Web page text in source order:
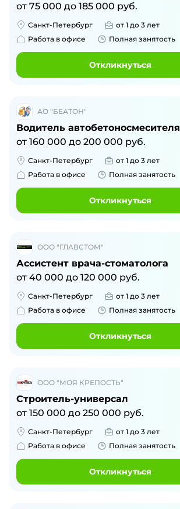
от 75 000 до 185 000 руб.
Санкт-Петербург
от 1 до 3 лет
Работа в офисе
Полная занятость
Откликнуться
АО "БЕАТОН"
Водитель автобетоносмесителя
от 160 000 до 200 000 руб.
Санкт-Петербург
от 1 до 3 лет
Работа в офисе
Полная занятость
Откликнуться
ООО "ГЛАВСТОМ"
Ассистент врача-стоматолога
от 40 000 до 120 000 руб.
Санкт-Петербург
от 1 до 3 лет
Работа в офисе
Полная занятость
Откликнуться
ООО "МОЯ КРЕПОСТЬ"
Строитель-универсал
от 150 000 до 250 000 руб.
Санкт-Петербург
от 1 до 3 лет
Работа в офисе
Полная занятость
Откликнуться